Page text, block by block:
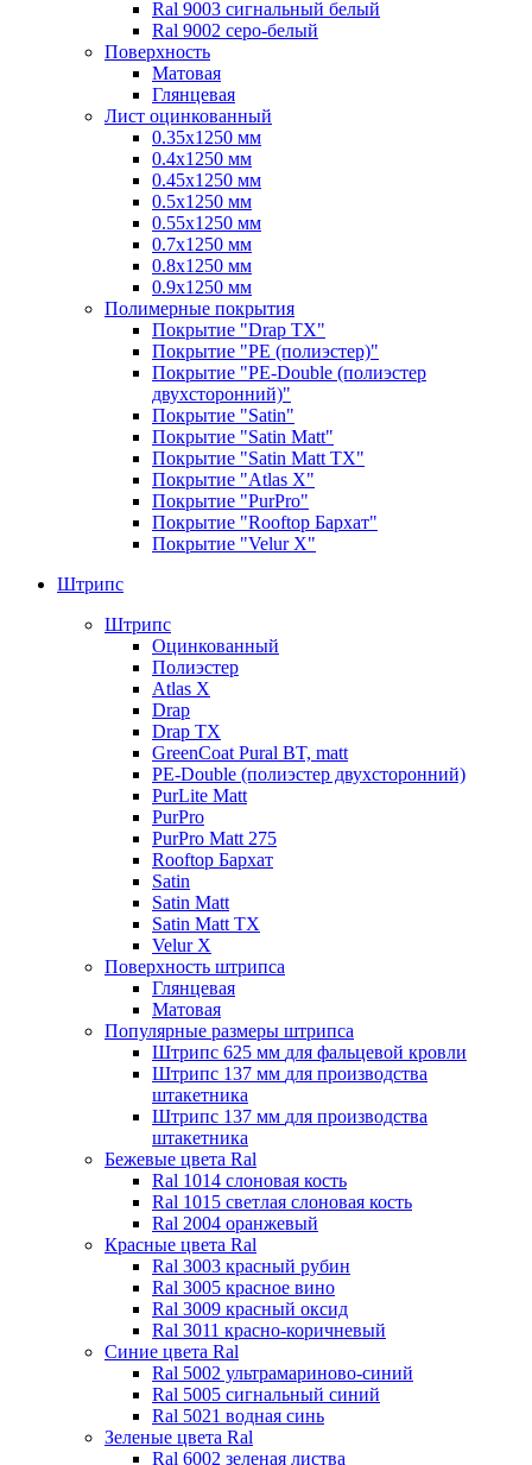
Ral 9003 сигнальный белый
Ral 9002 серо-белый
Поверхность
Матовая
Глянцевая
Лист оцинкованный
0.35х1250 мм
0.4х1250 мм
0.45х1250 мм
0.5х1250 мм
0.55х1250 мм
0.7х1250 мм
0.8х1250 мм
0.9х1250 мм
Полимерные покрытия
Покрытие "Drap TX"
Покрытие "PE (полиэстер)"
Покрытие "PE-Double (полиэстер
двухсторонний)"
Покрытие "Satin"
Покрытие "Satin Мatt"
Покрытие "Satin Matt TX"
Покрытие "Atlas X"
Покрытие "PurPro"
Покрытие "Rooftop Бархат"
Покрытие "Velur X"
Штрипс
Штрипс
Оцинкованный
Полиэстер
Atlas X
Drap
Drap TX
GreenCoat Pural BT, matt
PE-Double (полиэстер двухсторонний)
PurLite Мatt
PurPro
PurPro Matt 275
Rooftop Бархат
Satin
Satin Мatt
Satin Matt TX
Velur X
Поверхность штрипса
Глянцевая
Матовая
Популярные размеры штрипса
Штрипс 625 мм для фальцевой кровли
Штрипс 137 мм для производства
штакетника
Штрипс 137 мм для производства
штакетника
Бежевые цвета Ral
Ral 1014 слоновая кость
Ral 1015 светлая слоновая кость
Ral 2004 оранжевый
Красные цвета Ral
Ral 3003 красный рубин
Ral 3005 красное вино
Ral 3009 красный оксид
Ral 3011 красно-коричневый
Синие цвета Ral
Ral 5002 ультрамариново-синий
Ral 5005 сигнальный синий
Ral 5021 водная синь
Зеленые цвета Ral
Ral 6002 зеленая листва